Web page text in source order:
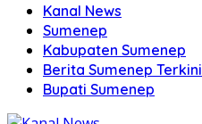
Kanal News
Sumenep
Kabupaten Sumenep
Berita Sumenep Terkini
Bupati Sumenep